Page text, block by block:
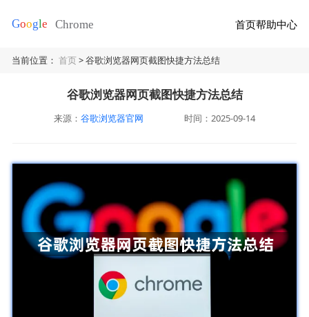
首页帮助中心
当前位置：首页> 谷歌浏览器网页截图快捷方法总结
谷歌浏览器网页截图快捷方法总结
来源： 谷歌浏览器官网 时间：2025-09-14